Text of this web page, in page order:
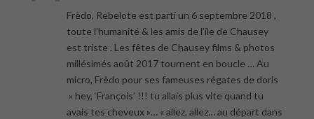
Frèdo, Rebelote est parti un 6 septembre 2018 ,
toute l’humanité & les amis de l’ile de Chausey
est triste . Les fêtes de Chausey films & photos
millésimés août 2017 tournent en boucle … Au
micro, Frèdo pour ses fameuses régates de doris
» hey, ‘François’ !!! tu allais plus vite quand tu
avais tes cheveux »… « allez, allez… au départ dans